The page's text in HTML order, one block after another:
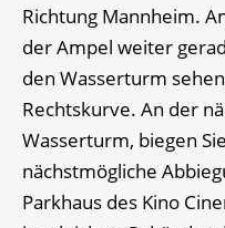
Richtung Mannheim.
der Ampel weiter
den Wasserturm
Rechtskurve. An der
Wasserturm, biegen
nächstmögliche
Parkhaus des Kino